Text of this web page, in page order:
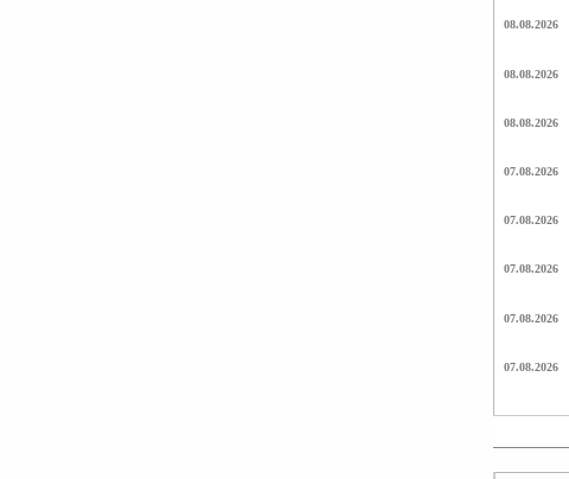
08.08.2026
08.08.2026
08.08.2026
07.08.2026
07.08.2026
07.08.2026
07.08.2026
07.08.2026